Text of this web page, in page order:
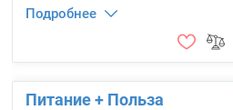
Подробнее
Питание + Польза